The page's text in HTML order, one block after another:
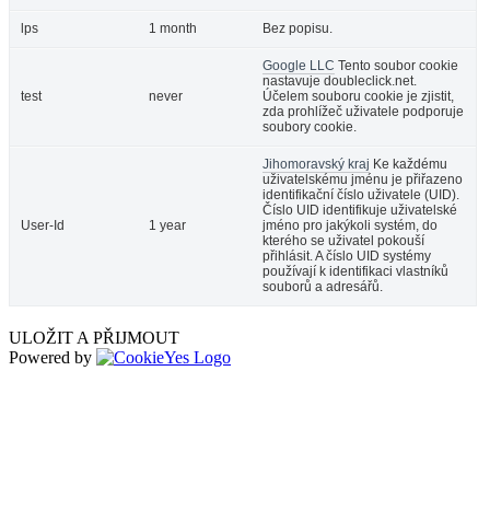
lps 1 month Bez popisu.
test never
Google LLC Tento soubor cookie
nastavuje doubleclick.net.
Účelem souboru cookie je zjistit,
zda prohlížeč uživatele podporuje
soubory cookie.
User-Id 1 year
Jihomoravský kraj Ke každému
uživatelskému jménu je přiřazeno
identifikační číslo uživatele (UID).
Číslo UID identifikuje uživatelské
jméno pro jakýkoli systém, do
kterého se uživatel pokouší
přihlásit. A číslo UID systémy
používají k identifikaci vlastníků
souborů a adresářů.
ULOŽIT A PŘIJMOUT
Powered by